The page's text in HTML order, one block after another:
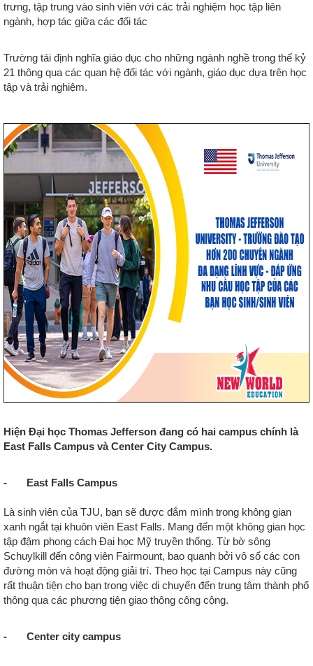
trưng, tập trung vào sinh viên với các trải nghiệm học tập liên
ngành, hợp tác giữa các đối tác
Trường tái định nghĩa giáo dục cho những ngành nghề trong thế kỷ
21 thông qua các quan hệ đối tác với ngành, giáo dục dựa trên học
tập và trải nghiệm.
Hiện Đại học Thomas Jefferson đang có hai campus chính là
East Falls Campus và Center City Campus.
- East Falls Campus
Là sinh viên của TJU, bạn sẽ được đắm mình trong không gian
xanh ngắt tại khuôn viên East Falls. Mang đến một không gian học
tập đậm phong cách Đại học Mỹ truyền thống. Từ bờ sông
Schuylkill đến công viên Fairmount, bao quanh bởi vô số các con
đường mòn và hoạt động giải trí. Theo học tại Campus này cũng
rất thuận tiện cho bạn trong việc di chuyển đến trung tâm thành phố
thông qua các phương tiện giao thông công cộng.
- Center city campus